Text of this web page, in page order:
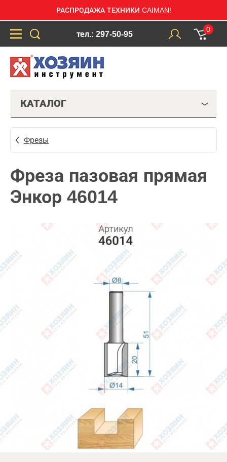
РАСПРОДАЖА ТЕХНИКИ CAIMAN!
тел.: 297-50-95
0
КАТАЛОГ
Фрезы
Фреза пазовая прямая
Энкор 46014